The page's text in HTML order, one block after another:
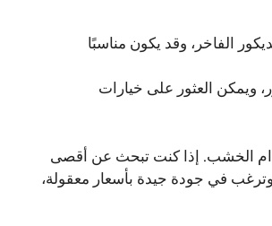
الفاخر، وقد يكون مناسبًا
ويمكن العثور على خيارات
الخشب. إذا كنت تبحث عن أقصى
في جودة جيدة بأسعار معقولة،